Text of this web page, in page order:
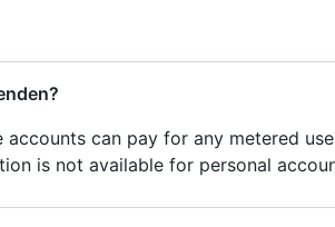
accounts can pay for any metered
is not available for personal